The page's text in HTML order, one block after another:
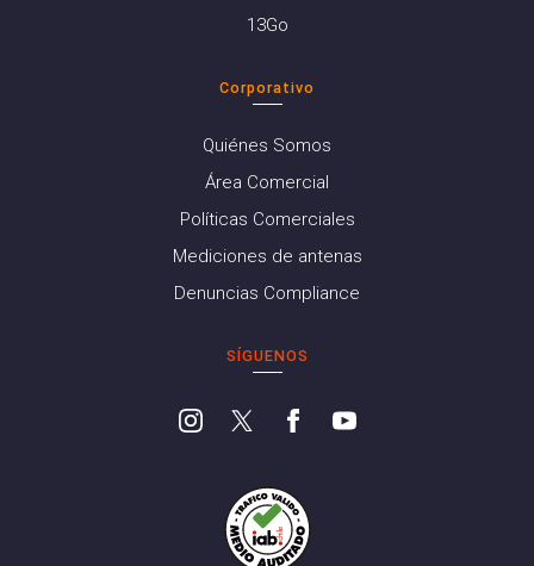
13Go
Corporativo
Quiénes Somos
Área Comercial
Políticas Comerciales
Mediciones de antenas
Denuncias Compliance
SÍGUENOS